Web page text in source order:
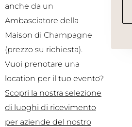
anche da un
Ambasciatore della
Maison di Champagne
(prezzo su richiesta).
Vuoi prenotare una
location per il tuo evento?
Scopri la nostra selezione
di luoghi di ricevimento
per aziende del nostro